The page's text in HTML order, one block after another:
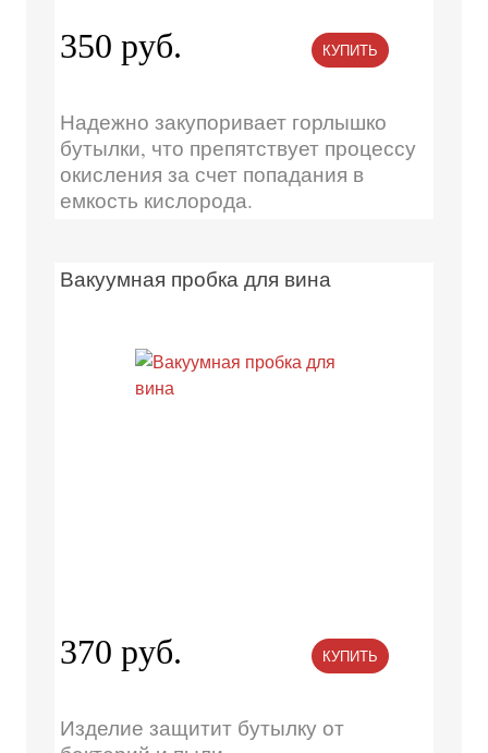
350 руб. КУПИТЬ
Надежно закупоривает горлышко
бутылки, что препятствует процессу
окисления за счет попадания в
емкость кислорода.
Вакуумная пробка для вина
370 руб. КУПИТЬ
Изделие защитит бутылку от